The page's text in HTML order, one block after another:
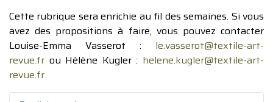
Cette rubrique sera enrichie au fil des semaines. Si vous
avez des propositions à faire, vous pouvez contacter
Louise-Emma Vasserot : le.vasserot@textile-art-
revue.fr ou Hélène Kugler : helene.kugler@textile-art-
revue.fr